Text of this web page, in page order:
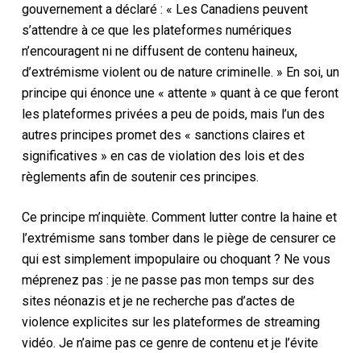
gouvernement a déclaré : « Les Canadiens peuvent
s’attendre à ce que les plateformes numériques
n’encouragent ni ne diffusent de contenu haineux,
d’extrémisme violent ou de nature criminelle. » En soi, un
principe qui énonce une « attente » quant à ce que feront
les plateformes privées a peu de poids, mais l’un des
autres principes promet des « sanctions claires et
significatives » en cas de violation des lois et des
règlements afin de soutenir ces principes.
Ce principe m’inquiète. Comment lutter contre la haine et
l’extrémisme sans tomber dans le piège de censurer ce
qui est simplement impopulaire ou choquant ? Ne vous
méprenez pas : je ne passe pas mon temps sur des
sites néonazis et je ne recherche pas d’actes de
violence explicites sur les plateformes de streaming
vidéo. Je n’aime pas ce genre de contenu et je l’évite